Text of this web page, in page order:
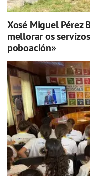
Xosé Miguel Pérez
mellorar os
poboación»